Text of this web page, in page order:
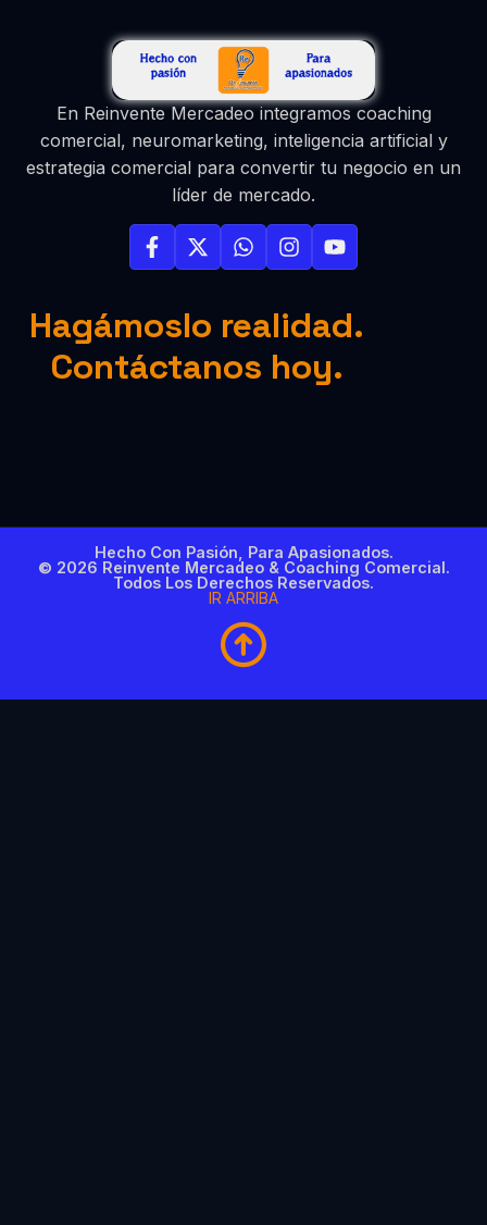
En Reinvente Mercadeo integramos coaching
comercial, neuromarketing, inteligencia artificial y
estrategia comercial para convertir tu negocio en un
líder de mercado.
Hagámoslo realidad.
Contáctanos hoy.
Hecho Con Pasión, Para Apasionados.
© 2026 Reinvente Mercadeo & Coaching Comercial.
Todos Los Derechos Reservados.
IR ARRIBA